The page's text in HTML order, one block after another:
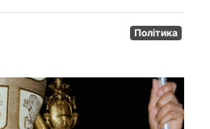
Політика